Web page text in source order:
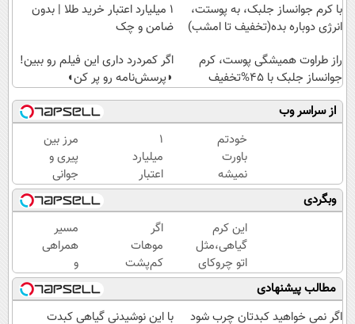
با کرم جوانساز جلبک، به پوستت،
انرژی دوباره بده(تخفیف تا امشب)
۱ میلیارد اعتبار خرید طلا | بدون
ضامن و چک
راز طراوت همیشگی پوست، کرم
جوانساز جلبک با 45%تخفیف
اگر کمردرد داری این فیلم رو ببین!
◗پرسش‌نامه رو پر کن◖
از سراسر وب
خودتم
باورت
نمیشه
چقدر
جوون
شدی!
خرید
جوانساز
اسپیرولینا
با تخفیف
ویژه
۱
میلیارد
اعتبار
خرید
طلا |
بدون
ضامن
و چک
مرز بین
پیری و
جوانی
پوستت
کرم
ضدچروک
جلبکه!40%تخفیف
وبگردی
این کرم
گیاهی،مثل
اتو چروکای
پوستتوصاف
میکنه!50%تخفیف
اگر
موهات
کم‌پشت
شده،
این
صفحه
مسیر
همراهی
و
گزارش
عملکرد
گروه
مطالب پیشنهادی
اگر نمی خواهید کبدتان چرب شود
با این نوشیدنی گیاهی کبدت